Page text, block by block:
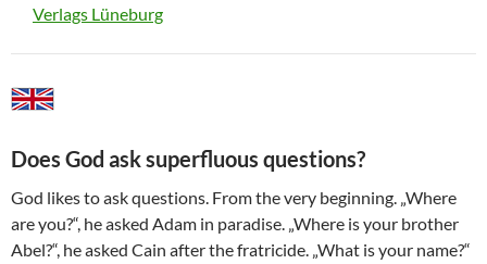
Verlags Lüneburg
Does God ask superfluous questions?
God likes to ask questions. From the very beginning. „Where
are you?“, he asked Adam in paradise. „Where is your brother
Abel?“, he asked Cain after the fratricide. „What is your name?“